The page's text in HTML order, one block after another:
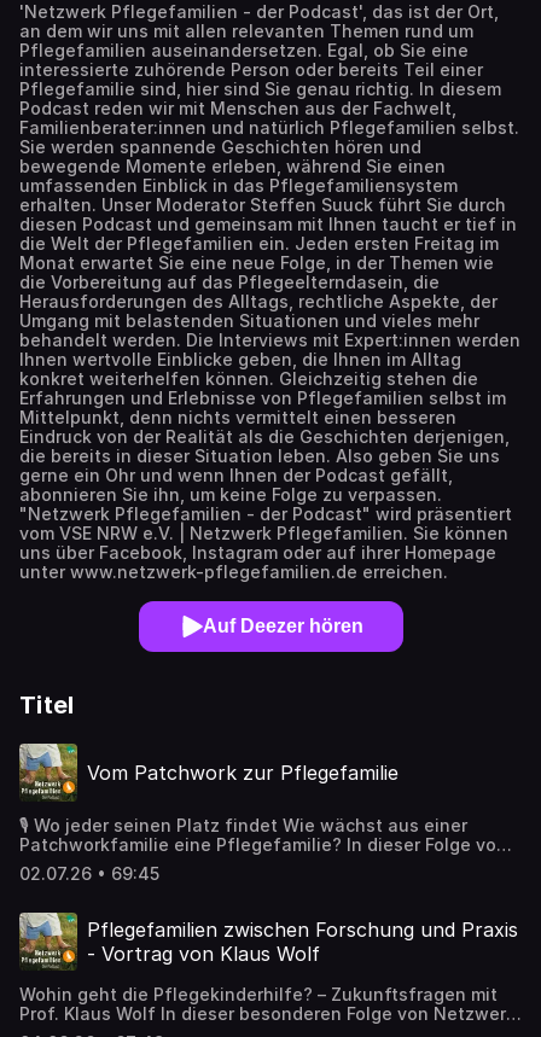
'Netzwerk Pflegefamilien - der Podcast', das ist der Ort,
an dem wir uns mit allen relevanten Themen rund um
Pflegefamilien auseinandersetzen. Egal, ob Sie eine
interessierte zuhörende Person oder bereits Teil einer
Pflegefamilie sind, hier sind Sie genau richtig. In diesem
Podcast reden wir mit Menschen aus der Fachwelt,
Familienberater:innen und natürlich Pflegefamilien selbst.
Sie werden spannende Geschichten hören und
bewegende Momente erleben, während Sie einen
umfassenden Einblick in das Pflegefamiliensystem
erhalten. Unser Moderator Steffen Suuck führt Sie durch
diesen Podcast und gemeinsam mit Ihnen taucht er tief in
die Welt der Pflegefamilien ein. Jeden ersten Freitag im
Monat erwartet Sie eine neue Folge, in der Themen wie
die Vorbereitung auf das Pflegeelterndasein, die
Herausforderungen des Alltags, rechtliche Aspekte, der
Umgang mit belastenden Situationen und vieles mehr
behandelt werden. Die Interviews mit Expert:innen werden
Ihnen wertvolle Einblicke geben, die Ihnen im Alltag
konkret weiterhelfen können. Gleichzeitig stehen die
Erfahrungen und Erlebnisse von Pflegefamilien selbst im
Mittelpunkt, denn nichts vermittelt einen besseren
Eindruck von der Realität als die Geschichten derjenigen,
die bereits in dieser Situation leben. Also geben Sie uns
gerne ein Ohr und wenn Ihnen der Podcast gefällt,
abonnieren Sie ihn, um keine Folge zu verpassen.
"Netzwerk Pflegefamilien - der Podcast" wird präsentiert
vom VSE NRW e.V. | Netzwerk Pflegefamilien. Sie können
uns über Facebook, Instagram oder auf ihrer Homepage
unter www.netzwerk-pflegefamilien.de erreichen.
Auf Deezer hören
Titel
Vom Patchwork zur Pflegefamilie
🎙 Wo jeder seinen Platz findet Wie wächst aus einer
Patchworkfamilie eine Pflegefamilie? In dieser Folge von
Netzwerk Pflegefamilien – der Podcast spreche ich mit
Alexandra und Paul über ihren ganz persönlichen
bereits ein Kind aus einer früheren Beziehung.
Gemeinsam entschieden sie sich später, zwei
Pflegekinder aufzunehmen – Kinder, die ihre eigenen
sprechen darüber, 🔸 wie aus zwei Familien eine wurde, 🔸
wie ihre Kinder zu Geschwistern zusammengewachsen
02.07.26 • 69:45
Pflegefamilien zwischen Forschung und Praxis
- Vortrag von Klaus Wolf
Wohin geht die Pflegekinderhilfe? – Zukunftsfragen mit
Prof. Klaus Wolf In dieser besonderen Folge von Netzwerk
Pflegefamilien – der Podcast hören wir einen Vortrag von